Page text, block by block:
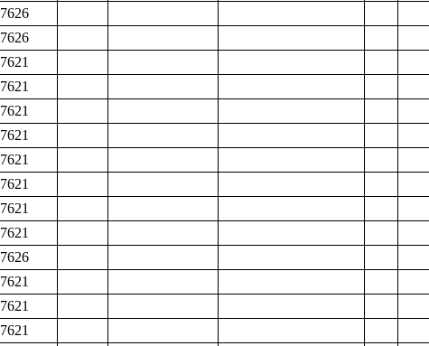
7626
7626
7621
7621
7621
7621
7621
7621
7621
7621
7626
7621
7621
7621